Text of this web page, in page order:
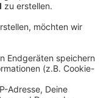
entstehen jetzt
sollen Platz für